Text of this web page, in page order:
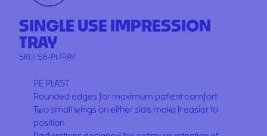
SINGLE USE IMPRESSION
TRAY
SKU: SB-PLTRAY
PE PLAST
Rounded edges for maximum patient comfort
Two small wings on either side make it easier to
position